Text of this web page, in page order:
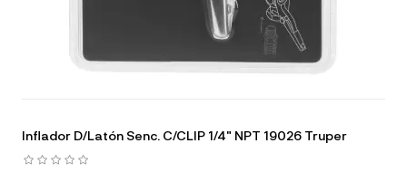
Inflador D/Latón Senc. C/CLIP 1/4" NPT 19026 Truper